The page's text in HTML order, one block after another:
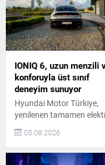
IONIQ 6, uzun menzili
konforuyla üst sınıf
deneyim sunuyor
Hyundai Motor Türkiye,
yenilenen tamamen
alınan Bluelink hizmeti ve
Türkiye’de satışa sundu.
05.08.2026